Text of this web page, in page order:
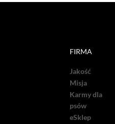
FIRMA
Jakość
Misja
Karmy dla
psów
eSklep